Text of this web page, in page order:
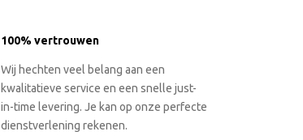
100% vertrouwen
Wij hechten veel belang aan een
kwalitatieve service en een snelle just-
in-time levering. Je kan op onze perfecte
dienstverlening rekenen.